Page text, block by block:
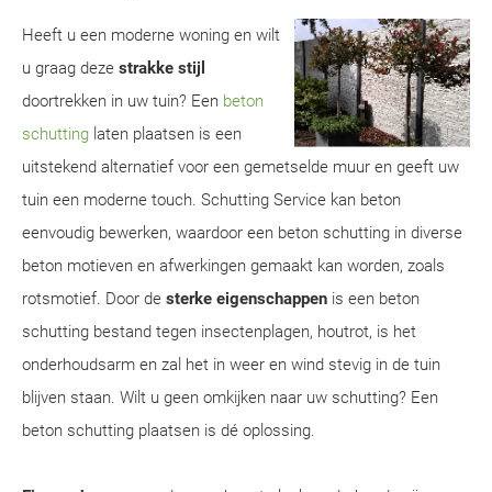
Heeft u een moderne woning en wilt
u graag deze strakke stijl
doortrekken in uw tuin? Een beton
schutting laten plaatsen is een
uitstekend alternatief voor een gemetselde muur en geeft uw
tuin een moderne touch. Schutting Service kan beton
eenvoudig bewerken, waardoor een beton schutting in diverse
beton motieven en afwerkingen gemaakt kan worden, zoals
rotsmotief. Door de sterke eigenschappen is een beton
schutting bestand tegen insectenplagen, houtrot, is het
onderhoudsarm en zal het in weer en wind stevig in de tuin
blijven staan. Wilt u geen omkijken naar uw schutting? Een
beton schutting plaatsen is dé oplossing.